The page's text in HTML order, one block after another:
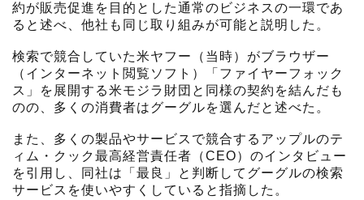
約が販売促進を目的とした通常のビジネスの一環であ
ると述べ、他社も同じ取り組みが可能と説明した。
検索で競合していた米ヤフー（当時）がブラウザー
（インターネット閲覧ソフト）「ファイヤーフォック
ス」を展開する米モジラ財団と同様の契約を結んだも
のの、多くの消費者はグーグルを選んだと述べた。
また、多くの製品やサービスで競合するアップルのテ
ィム・クック最高経営責任者（CEO）のインタビュー
を引用し、同社は「最良」と判断してグーグルの検索
サービスを使いやすくしていると指摘した。